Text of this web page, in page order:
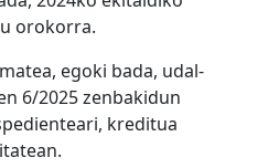
orokorra.
egoki bada, udal-
6/2025 zenbakidun
kreditua